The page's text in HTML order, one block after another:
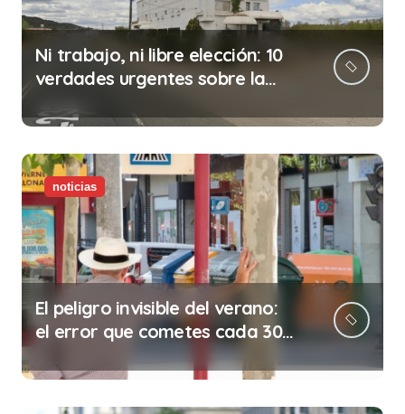
Ni trabajo, ni libre elección: 10
verdades urgentes sobre la
noticias
El peligro invisible del verano:
el error que cometes cada 30
minutos en tu trabajo (y la
ilegalidad que te puede costar
la vida)